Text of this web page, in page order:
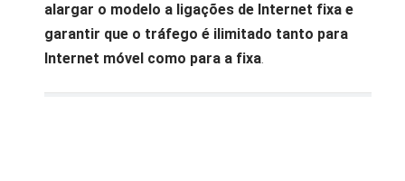
alargar o modelo a ligações de Internet fixa e
garantir que o tráfego é ilimitado tanto para
Internet móvel como para a fixa.